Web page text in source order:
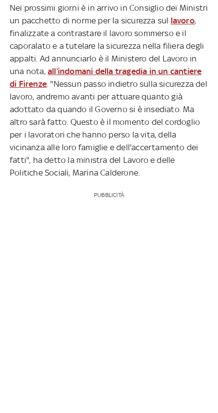
Nei prossimi giorni è in arrivo in Consiglio dei Ministri
un pacchetto di norme per la sicurezza sul lavoro,
finalizzate a contrastare il lavoro sommerso e il
caporalato e a tutelare la sicurezza nella filiera degli
appalti. Ad annunciarlo è il Ministero del Lavoro in
una nota, all’indomani della tragedia in un cantiere
di Firenze . "Nessun passo indietro sulla sicurezza del
lavoro, andremo avanti per attuare quanto già
adottato da quando il Governo si è insediato. Ma
altro sarà fatto. Questo è il momento del cordoglio
per i lavoratori che hanno perso la vita, della
vicinanza alle loro famiglie e dell'accertamento dei
fatti", ha detto la ministra del Lavoro e delle
Politiche Sociali, Marina Calderone.
PUBBLICITÀ